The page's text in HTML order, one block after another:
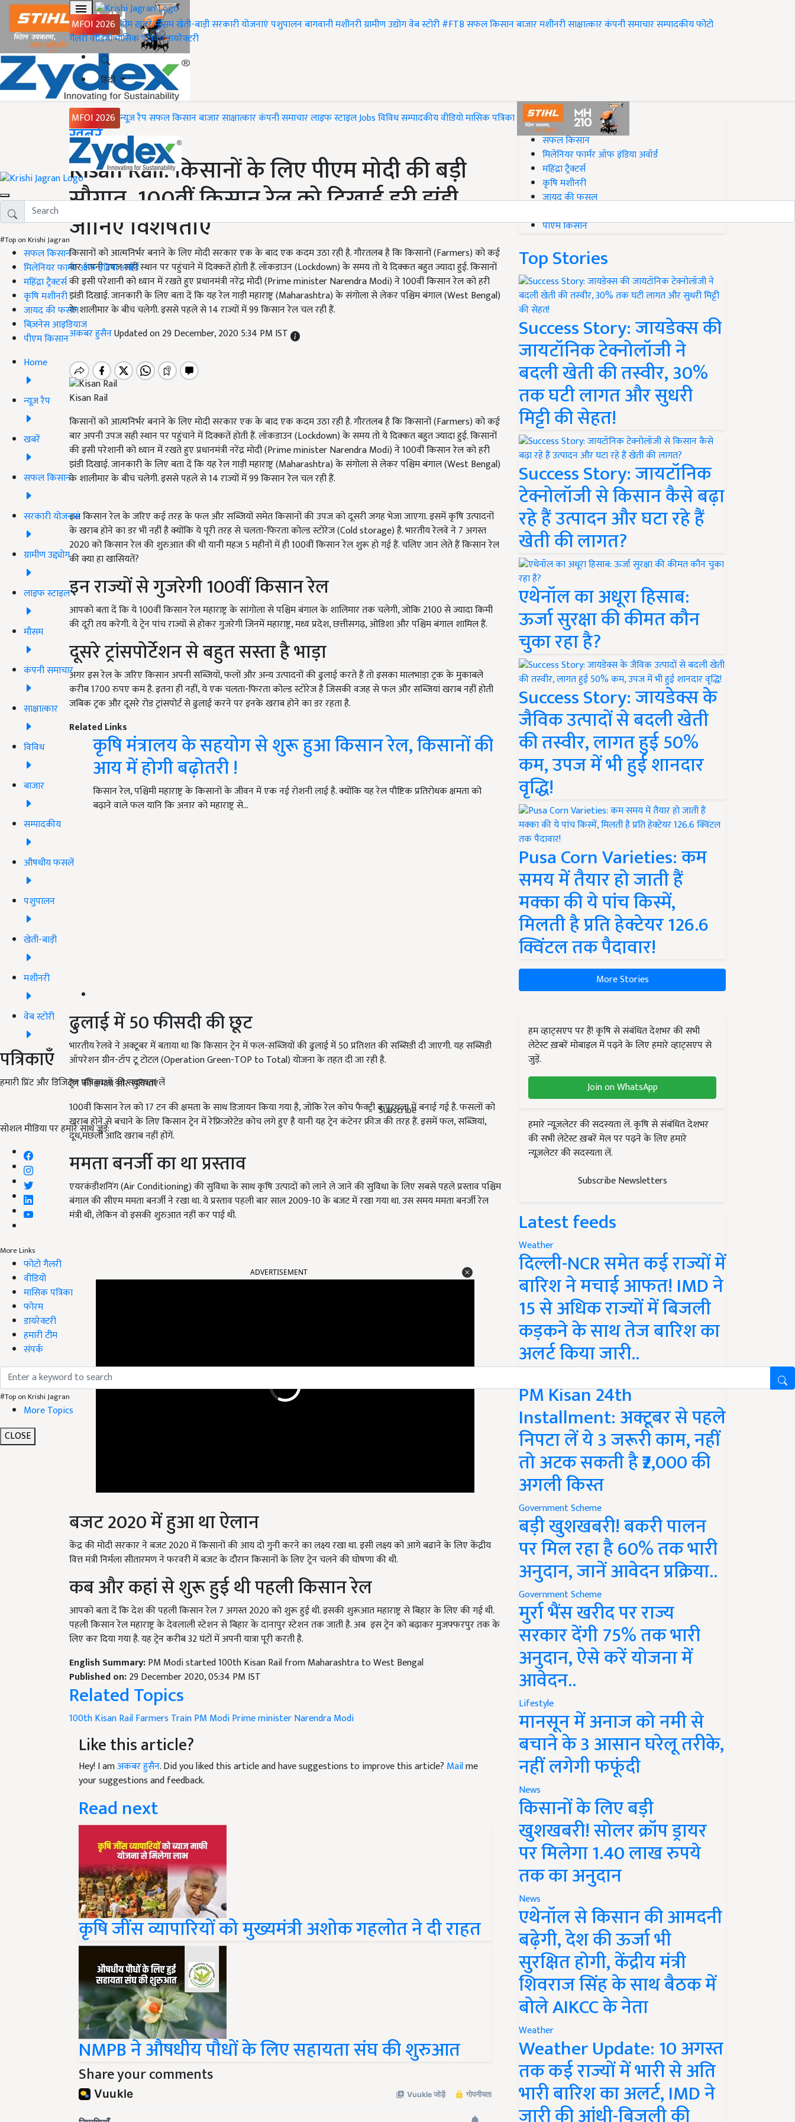
MFOI 2026 होमख़बरेंमौसमखेती-बाड़ीसरकारी योजनाएंपशुपालनबागवानीमशीनरीग्रामीण उद्योगवेब स्टोरी#FTBसफल किसानबाजारमशीनरीसाक्षात्कारकंपनी समाचारसम्पादकीयफोटो
गैलरीवीडियोमासिक पत्रिकाडायरेक्टरी
हिंदी
MFOI 2026 न्यूज़ रैपसफल किसानबाजारसाक्षात्कारकंपनी समाचारलाइफ स्टाइलJobsविविधसम्पादकीयवीडियोमासिक पत्रिका
#Top on Krishi Jagran
सफल किसान
मिलेनियर फार्मर ऑफ इंडिया अवॉर्ड
महिंद्रा ट्रैक्टर्स
कृषि मशीनरी
जायद की फसल
बिज़नेस आइडियाज
पीएम किसान
Home
न्यूज़ रैप
खबरें
सफल किसान
सरकारी योजनाएं
ग्रामीण उद्द्योग
लाइफ स्टाइल
मौसम
कंपनी समाचार
साक्षात्कार
विविध
बाजार
सम्पादकीय
औषधीय फसलें
पशुपालन
खेती-बाड़ी
मशीनरी
वेब स्टोरी
पत्रिकाएँ
हमारी प्रिंट और डिजिटल पत्रिकाओं की सदस्यता लें
Subscribe
सोशल मीडिया पर हमारे साथ जुड़ें:
More Links
फोटो गैलरी
वीडियो
मासिक पत्रिका
फोरम
डायरेक्टरी
हमारी टीम
संपर्क
#Top on Krishi Jagran
More Topics
CLOSE
Home
ख़बरें
Kisan Rail: किसानों के लिए पीएम मोदी की बड़ी
सौगात, 100वीं किसान रेल को दिखाई हरी झंडी,
जानिए विशेषताएं
किसानों को आत्मनिर्भर बनाने के लिए मोदी सरकार एक के बाद एक कदम उठा रही है. गौरतलब है कि किसानों (Farmers) को कई
बार अपनी उपज सही स्थान पर पहुंचाने में दिक्कतें होती हैं. लॉकडाउन (Lockdown) के समय तो ये दिक्कत बहुत ज्यादा हुई. किसानों
की इसी परेशानी को ध्यान में रखते हुए प्रधानमंत्री नरेंद्र मोदी (Prime minister Narendra Modi) ने 100वीं किसान रेल को हरी
झंडी दिखाई. जानकारी के लिए बता दें कि यह रेल गाड़ी महाराष्ट्र (Maharashtra) के संगोला से लेकर पश्चिम बंगाल (West Bengal)
के शालीमार के बीच चलेगी. इससे पहले से 14 राज्यों में 99 किसान रेल चल रही हैं.
अकबर हुसैनUpdated on 29 December, 2020 5:34 PM IST
Kisan Rail
किसानों को आत्मनिर्भर बनाने के लिए मोदी सरकार एक के बाद एक कदम उठा रही है. गौरतलब है कि किसानों (Farmers) को कई
बार अपनी उपज सही स्थान पर पहुंचाने में दिक्कतें होती हैं. लॉकडाउन (Lockdown) के समय तो ये दिक्कत बहुत ज्यादा हुई. किसानों
की इसी परेशानी को ध्यान में रखते हुए प्रधानमंत्री नरेंद्र मोदी (Prime minister Narendra Modi) ने 100वीं किसान रेल को हरी
झंडी दिखाई. जानकारी के लिए बता दें कि यह रेल गाड़ी महाराष्ट्र (Maharashtra) के संगोला से लेकर पश्चिम बंगाल (West Bengal)
के शालीमार के बीच चलेगी. इससे पहले से 14 राज्यों में 99 किसान रेल चल रही हैं.
इस किसान रेल के जरिए कई तरह के फल और सब्जियों समेत किसानों की उपज को दूसरी जगह भेजा जाएगा. इसमें कृषि उत्पादनों
के खराब होने का डर भी नहीं है क्योंकि ये पूरी तरह से चलता-फिरता कोल्ड स्टोरेज (Cold storage) है. भारतीय रेलवे ने 7 अगस्त
2020 को किसान रेल की शुरुआत की थी यानी महज 5 महीनों में ही 100वीं किसान रेल शुरू हो गई हैं. चलिए जान लेते हैं किसान रेल
की क्या हा खासियतें?
इन राज्यों से गुजरेगी 100वीं किसान रेल
आपको बता दें कि ये 100वीं किसान रेल महाराष्ट्र के सांगोला से पश्चिम बंगाल के शालिमार तक चलेगी, जोकि 2100 से ज्यादा किमी
की दूरी तय करेगी. ये ट्रेन पांच राज्यों से होकर गुजरेगी जिनमें महाराष्ट्र, मध्य प्रदेश, छत्तीसगढ़, ओडिशा और पश्चिम बंगाल शामिल हैं.
दूसरे ट्रांसपोर्टेशन से बहुत सस्ता है भाड़ा
अगर इस रेल के जरिए किसान अपनी सब्जियों, फलों और अन्य उत्पादनों की ढुलाई करते हैं तो इसका मालभाड़ा ट्रक के मुकाबले
करीब 1700 रुपए कम है. इतना ही नहीं, ये एक चलता-फिरता कोल्ड स्टोरेज है जिसकी वजह से फल और सब्जियां खराब नहीं होती
जबिक ट्रक और दूसरे रोड ट्रांसपोर्ट से ढुलाई करने पर इनके खराब होने का डर रहता है.
Related Links
कृषि मंत्रालय के सहयोग से शुरू हुआ किसान रेल, किसानों की
आय में होगी बढ़ोतरी !
किसान रेल, पश्चिमी महाराष्ट्र के किसानों के जीवन में एक नई रोशनी लाई है. क्योंकि यह रेल पौष्टिक प्रतिरोधक क्षमता को
बढ़ाने वाले फल यानि कि अनार को महाराष्ट्र से…
ढुलाई में 50 फीसदी की छूट
भारतीय रेलवे ने अक्टूबर में बताया था कि किसान ट्रेन में फल-सब्जियों की ढुलाई में 50 प्रतिशत की सब्सिडी दी जाएगी. यह सब्सिडी
ऑपरेशन ग्रीन-टॉप टू टोटल (Operation Green-TOP to Total) योजना के तहत दी जा रही है.
ट्रेन की क्षमता और सुविधाएं
100वीं किसान रेल को 17 टन की क्षमता के साथ डिजायन किया गया है, जोकि रेल कोच फैक्ट्री कपूरथला में बनाई गई है. फसलों को
खराब होने से बचाने के लिए किसान ट्रेन में रेफ्रिजरेटेड कोच लगे हुए है यानी यह ट्रेन कंटेनर फ्रीज की तरह हैं. इसमें फल, सब्जियां,
दूध,मछली आदि खराब नहीं होंगें.
ममता बनर्जी का था प्रस्ताव
एयरकंडीशनिंग (Air Conditioning) की सुविधा के साथ कृषि उत्पादों को लाने ले जाने की सुविधा के लिए सबसे पहले प्रस्ताव पश्चिम
बंगाल की सीएम ममता बनर्जी ने रखा था. ये प्रस्ताव पहली बार साल 2009-10 के बजट में रखा गया था. उस समय ममता बनर्जी रेल
मंत्री थी, लेकिन वो इसकी शुरुआत नहीं कर पाई थी.
बजट 2020 में हुआ था ऐलान
केंद्र की मोदी सरकार ने बजट 2020 में किसानों की आय दो गुनी करने का लक्ष्य रखा था. इसी लक्ष्य को आगे बढाने के लिए केंद्रीय
वित्त मंत्री निर्मला सीतारमण ने फरवरी में बजट के दौरान किसानों के लिए ट्रेन चलने की घोषणा की थी.
कब और कहां से शुरू हुई थी पहली किसान रेल
आपको बता दें कि देश की पहली किसान रेल 7 अगस्त 2020 को शुरू हुई थी. इसकी शुरूआत महाराष्ट्र से बिहार के लिए की गई थी.
पहली किसान रेल महाराष्ट्र के देवलाली स्टेशन से बिहार के दानापुर स्टेशन तक जाती है. अब इस ट्रेन को बढ़ाकर मुजफ्फरपुर तक के
लिए कर दिया गया है. यह ट्रेन करीब 32 घंटों में अपनी यात्रा पूरी करती है.
PM Modi started 100th Kisan Rail from Maharashtra to West Bengal
Published on:29 December 2020, 05:34 PM IST
Related Topics
100th Kisan Rail Farmers Train
Like this article?
Hey! I amअकबर हुसैन. Did you liked this article and have suggestions to improve this article?
your suggestions and feedback.
Read next
कृषि जींस व्यापारियों को मुख्यमंत्री अशोक गहलोत ने दी राहत
NMPB ने औषधीय पौधों के लिए सहायता संघ की शुरुआत
Share your comments
#Top on Krishi Jagran
सफल किसान
मिलेनियर फार्मर ऑफ इंडिया अवॉर्ड
महिंद्रा ट्रैक्टर्स
कृषि मशीनरी
जायद की फसल
पीएम किसान
Top Stories
Success Story: जायडेक्स की
जायटॉनिक टेक्नोलॉजी ने
बदली खेती की तस्वीर, 30%
तक घटी लागत और सुधरी
मिट्टी की सेहत!
Success Story: जायटॉनिक
टेक्नोलॉजी से किसान कैसे बढ़ा
रहे हैं उत्पादन और घटा रहे हैं
खेती की लागत?
एथेनॉल का अधूरा हिसाब:
ऊर्जा सुरक्षा की कीमत कौन
चुका रहा है?
Success Story: जायडेक्स के
जैविक उत्पादों से बदली खेती
की तस्वीर, लागत हुई 50%
कम, उपज में भी हुई शानदार
वृद्धि!
Pusa Corn Varieties: कम
समय में तैयार हो जाती हैं
मक्का की ये पांच किस्में,
मिलती है प्रति हेक्टेयर 126.6
क्विंटल तक पैदावार!
More Stories
हम व्हाट्सएप पर हैं! कृषि से संबंधित देशभर की सभी
लेटेस्ट ख़बरें मोबाइल में पढ़ने के लिए हमारे व्हाट्सएप से
जुड़ें.
Join on WhatsApp
हमारे न्यूज़लेटर की सदस्यता लें. कृषि से संबंधित देशभर
की सभी लेटेस्ट ख़बरें मेल पर पढ़ने के लिए हमारे
न्यूज़लेटर की सदस्यता लें.
Subscribe Newsletters
Latest feeds
Weather
दिल्ली-NCR समेत कई राज्यों में
बारिश ने मचाई आफत! IMD ने
15 से अधिक राज्यों में बिजली
कड़कने के साथ तेज बारिश का
अलर्ट किया जारी..
PM Kisan 24th
Installment: अक्टूबर से पहले
निपटा लें ये 3 जरूरी काम, नहीं
तो अटक सकती है ₹2,000 की
अगली किस्त
Government Scheme
बड़ी खुशखबरी! बकरी पालन
पर मिल रहा है 60% तक भारी
अनुदान, जानें आवेदन प्रक्रिया..
Government Scheme
मुर्रा भैंस खरीद पर राज्य
सरकार देंगी 75% तक भारी
अनुदान, ऐसे करें योजना में
आवेदन..
Lifestyle
मानसून में अनाज को नमी से
बचाने के 3 आसान घरेलू तरीके,
नहीं लगेगी फफूंदी
News
किसानों के लिए बड़ी
खुशखबरी! सोलर क्रॉप ड्रायर
पर मिलेगा 1.40 लाख रुपये
तक का अनुदान
News
एथेनॉल से किसान की आमदनी
बढ़ेगी, देश की ऊर्जा भी
सुरक्षित होगी, केंद्रीय मंत्री
शिवराज सिंह के साथ बैठक में
बोले AIKCC के नेता
Weather
Weather Update: 10 अगस्त
तक कई राज्यों में भारी से अति
भारी बारिश का अलर्ट, IMD ने